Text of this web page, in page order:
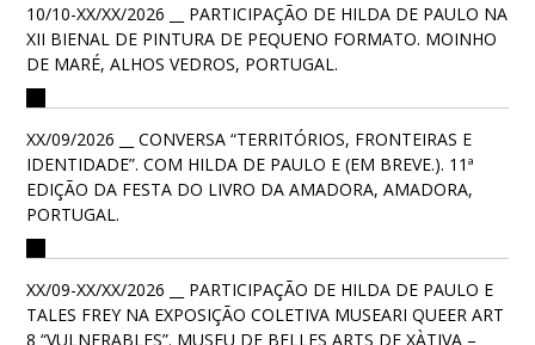
10/10-XX/XX/2026 __ PARTICIPAÇÃO DE HILDA DE PAULO NA
XII BIENAL DE PINTURA DE PEQUENO FORMATO. MOINHO
DE MARÉ, ALHOS VEDROS, PORTUGAL.
XX/09/2026 __ CONVERSA “TERRITÓRIOS, FRONTEIRAS E
IDENTIDADE”. COM HILDA DE PAULO E (EM BREVE.). 11ª
EDIÇÃO DA FESTA DO LIVRO DA AMADORA, AMADORA,
PORTUGAL.
XX/09-XX/XX/2026 __ PARTICIPAÇÃO DE HILDA DE PAULO E
TALES FREY NA EXPOSIÇÃO COLETIVA MUSEARI QUEER ART
8 “VULNERABLES”. MUSEU DE BELLES ARTS DE XÀTIVA –